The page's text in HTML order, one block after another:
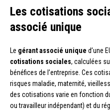
Les cotisations
associé unique
Le gérant associé unique d’une
cotisations sociales, calculées
bénéfices de l’entreprise. Ces
risques maladie, maternité,
des cotisations varie en fonction
ou travailleur indépendant) et du